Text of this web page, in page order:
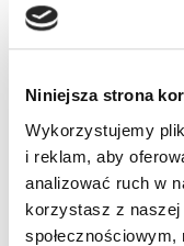
Niniejsza strona
Wykorzystujemy
i reklam, aby
analizować ruch w
korzystasz z naszej
Informacje